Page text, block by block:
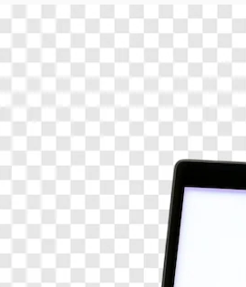
A plataforma criativa para você direcionar
assinantes entre criativos, empresas,
agências e estúdios.
Português